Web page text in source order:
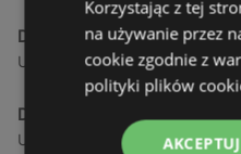
Drogeria Jasmin
Ul. Krakowska 285, 78-300
Drogeria Jasmin
Ul. 3 Marca 4, 78-300 Świdwin
Korzystając z tej
na używanie przez
cookie zgodnie z
polityki plików